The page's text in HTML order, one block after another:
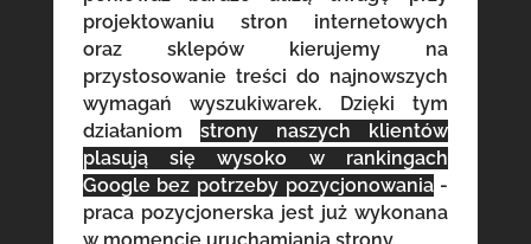
projektowaniu stron internetowych
oraz sklepów kierujemy na
przystosowanie treści do najnowszych
wymagań wyszukiwarek. Dzięki tym
działaniom strony naszych klientów
plasują się wysoko w rankingach
Google bez potrzeby pozycjonowania-
praca pozycjonerska jest już wykonana